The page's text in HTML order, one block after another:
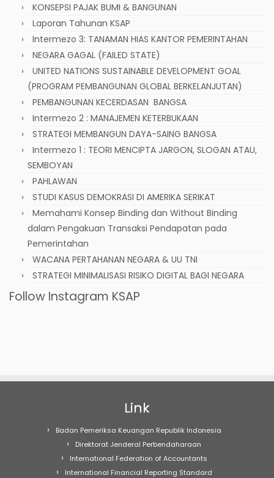
KONSEPSI PAJAK BUMI & BANGUNAN
Laporan Tahunan KSAP
Intermezo 3: TANAMAN HIAS KANTOR PEMERINTAHAN
NEGARA GAGAL (FAILED STATE)
UNITED NATIONS SUSTAINABLE DEVELOPMENT GOAL
(PROGRAM PEMBANGUNAN GLOBAL BERKELANJUTAN)
PEMBANGUNAN KECERDASAN BANGSA
Intermezo 2 : MANAJEMEN KETERBUKAAN
STRATEGI MEMBANGUN DAYA-SAING BANGSA
Intermezo 1 : TEORI MENCIPTA JARGON, SLOGAN ATAU,
SEMBOYAN
PAHLAWAN
STUDI KASUS DEMOKRASI DI AMERIKA SERIKAT
Memahami Konsep Binding dan Without Binding
dalam Pengakuan Transaksi Pendapatan pada
Pemerintahan
WACANA PERTAHANAN NEGARA & UU TNI
STRATEGI MINIMALISASI RISIKO DIGITAL BAGI NEGARA
Follow Instagram KSAP
Link
Badan Pemeriksa Keuangan Republik Indonesia
Direktorat Jenderal Perbendaharaan
International Federation of Accountants
International Financial Reporting Standard